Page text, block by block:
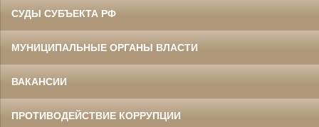
СУДЫ СУБЪЕКТА РФ
МУНИЦИПАЛЬНЫЕ ОРГАНЫ ВЛАСТИ
ВАКАНСИИ
ПРОТИВОДЕЙСТВИЕ КОРРУПЦИИ